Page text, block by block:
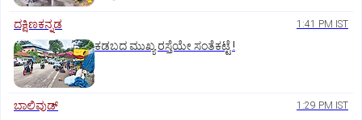
ದಕ್ಷಿಣಕನ್ನಡ 1:41 PM IST
ಕಡಬದ ಮುಖ್ಯ ರಸ್ತೆಯೇ ಸಂತೆಕಟ್ಟೆ !
ಬಾಲಿವುಡ್‌ 1:29 PM IST